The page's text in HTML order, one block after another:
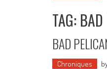
TAG:
BAD
Chroniques